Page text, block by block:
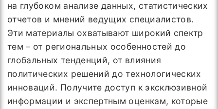
на глубоком анализе данных, статистических
отчетов и мнений ведущих специалистов.
Эти материалы охватывают широкий спектр
тем – от региональных особенностей до
глобальных тенденций, от влияния
политических решений до технологических
инноваций. Получите доступ к эксклюзивной
информации и экспертным оценкам, которые